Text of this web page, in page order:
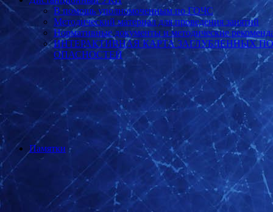
В помощь уполномоченным по ГОЧС
Методический материал для проведения занятий
Нормативные документы и методические
ИНТЕРАКТИВНАЯ КАРТА ЗАГЛУБЛЕННЫХ
ОПАСНОСТЕЙ
Памятки